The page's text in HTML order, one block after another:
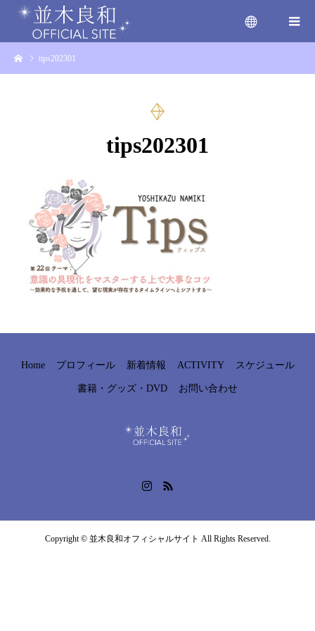
tips202301
tips202301
Home プロフィール 新着情報 ACTIVITY スケジュール
書籍・グッズ・DVD お問い合わせ
Copyright © 並木良和オフィシャルサイト All Rights Reserved.